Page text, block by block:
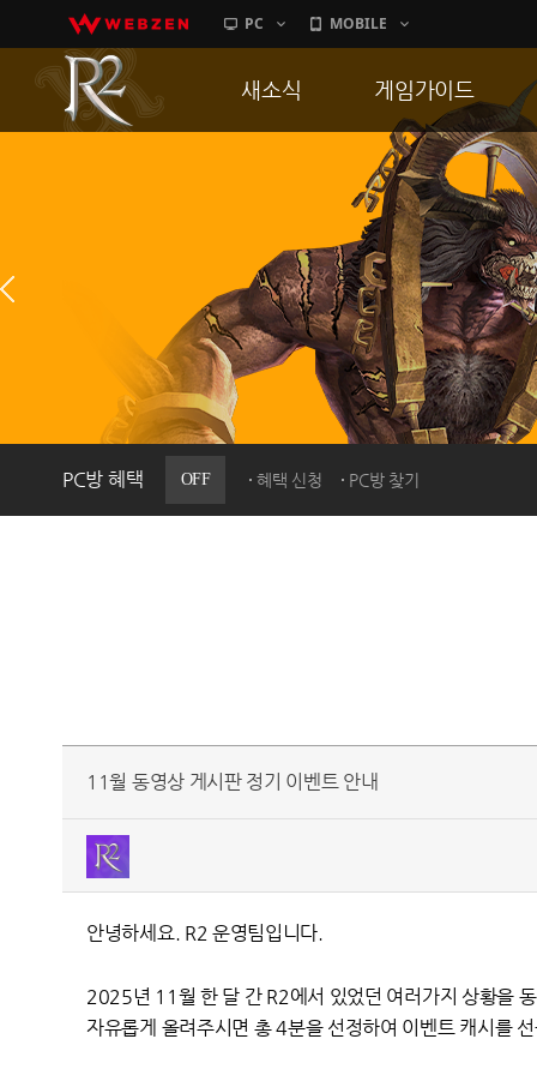
PC MOBILE
PC방 혜택 OFF 혜택 신청 PC방 찾기
새소식
이벤트
히스토리
PC방으로간다
게임가이드
게임 특징
서버가이드
신병훈련소
세부가이드
통합보급센터
11월 동영상 게시판 정기 이벤트 안내
안녕하세요. R2 운영팀입니다.
2025년 11월 한 달 간 R2에서 있었던 여러가지 상황을
자유롭게 올려주시면 총 4분을 선정하여 이벤트 캐시를